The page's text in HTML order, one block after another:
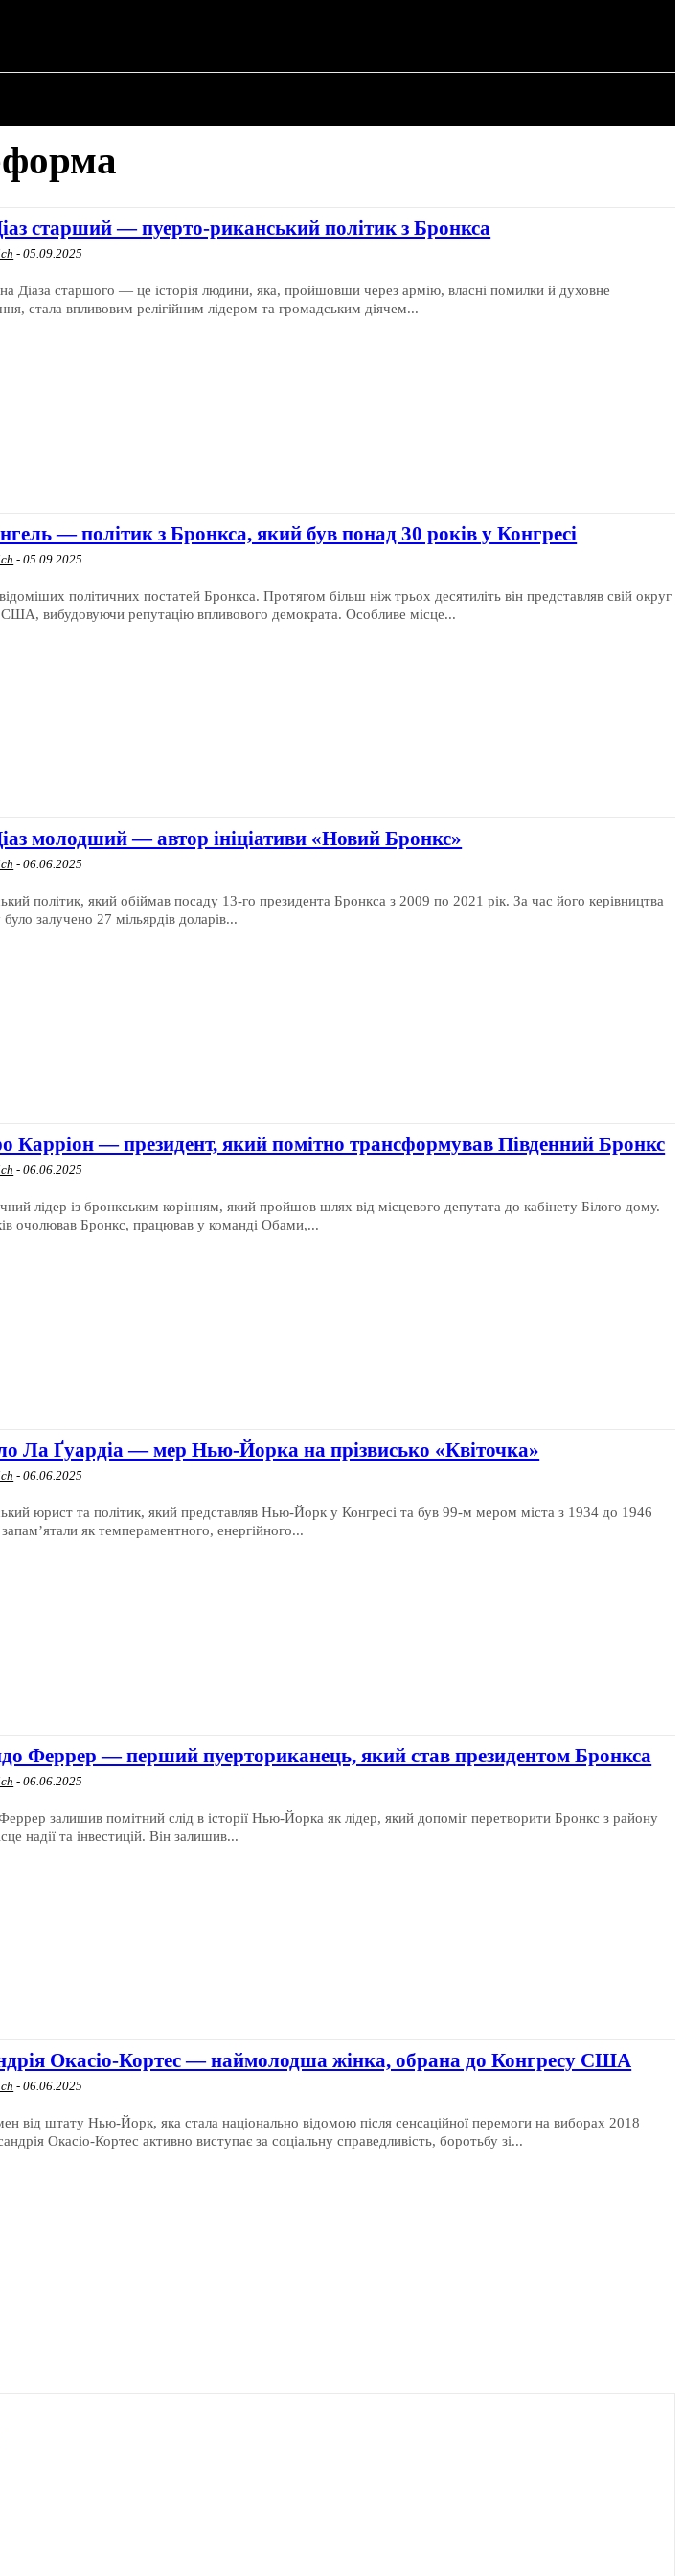
старший — пуерто-риканський політик з Бронкса
- 05.09.2025
Діаза старшого — це історія людини, яка, пройшовши через армію, власні помилки й духовне
стала впливовим релігійним лідером та громадським діячем...
— політик з Бронкса, який був понад 30 років у Конгресі
- 05.09.2025
політичних постатей Бронкса. Протягом більш ніж трьох десятиліть він представляв свій округ
США, вибудовуючи репутацію впливового демократа. Особливе місце...
молодший — автор ініціативи «Новий Бронкс»
- 06.06.2025
політик, який обіймав посаду 13-го президента Бронкса з 2009 по 2021 рік. За час його керівництва
залучено 27 мільярдів доларів...
Карріон — президент, який помітно трансформував Південний Бронкс
- 06.06.2025
лідер із бронкським корінням, який пройшов шлях від місцевого депутата до кабінету Білого дому.
очолював Бронкс, працював у команді Обами,...
Ла Ґуардіа — мер Нью-Йорка на прізвисько «Квіточка»
- 06.06.2025
юрист та політик, який представляв Нью-Йорк у Конгресі та був 99-м мером міста з 1934 до 1946
як темпераментного, енергійного...
Феррер — перший пуерториканець, який став президентом Бронкса
- 06.06.2025
залишив помітний слід в історії Нью-Йорка як лідер, який допоміг перетворити Бронкс з району
надії та інвестицій. Він залишив...
Окасіо-Кортес — наймолодша жінка, обрана до Конгресу США
- 06.06.2025
від штату Нью-Йорк, яка стала національно відомою після сенсаційної перемоги на виборах 2018
Окасіо-Кортес активно виступає за соціальну справедливість, боротьбу зі...